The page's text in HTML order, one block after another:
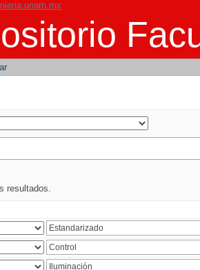
resultados.